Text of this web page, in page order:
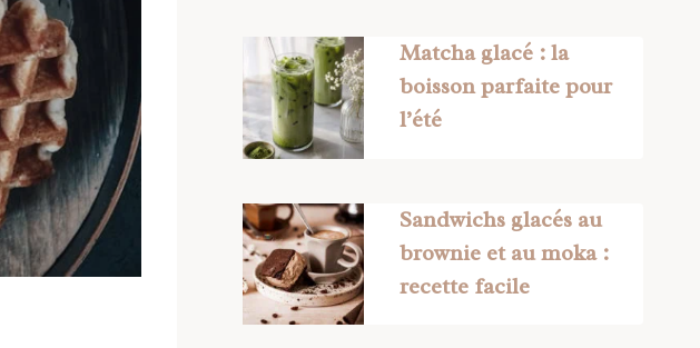
Matcha glacé : la
boisson parfaite pour
l’été
Sandwichs glacés au
brownie et au moka :
recette facile